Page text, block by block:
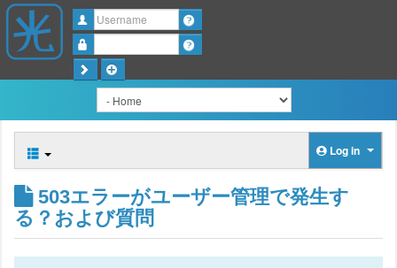
Username
Log in
503エラーがユーザー管理で発生す
る？および質問